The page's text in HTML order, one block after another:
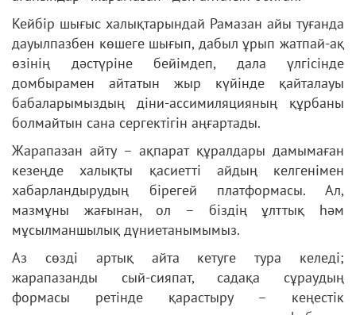
Кейбір шығыс халықтарындай Рамазан айы туғанда
дауылпазбен көшеге шығып, дабыл ұрып жатпай-ақ
өзінің дәстүріне бейімдеп, дала үлгісінде
домбырамен айтатын жыр күйінде қайталауы
бабаларымыздың діни-ассимиляцияның құрбаны
болмайтын сана сергектігін аңғартады.
Жарапазан айту – ақпарат құралдары дамымаған
кезеңде халықты қасиетті айдың келгенімен
хабарландырудың бірегей платформасы. Ал,
мазмұны жағынан, ол – біздің ұлттық һәм
мұсылманшылық дүниетанымымыз.
Аз сөзді артық айта кетуге тура келеді;
жарапазанды сый-сияпат, садақа сұраудың
формасы ретінде қарастыру – кеңестік